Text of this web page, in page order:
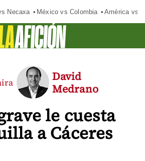
Necaxa México vs Colombia América vs
le cuesta
a Cáceres
David
Medrano